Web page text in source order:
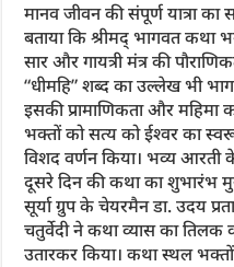
मानव जीवन की संपूर्ण यात्रा का
बताया कि श्रीमद् भागवत कथा
सार और गायत्री मंत्र की
“धीमहि” शब्द का उल्लेख भी
इसकी प्रामाणिकता और महिमा
भक्तों को सत्य को ईश्वर का
विशद वर्णन किया। भव्य
दूसरे दिन की कथा का शुभारंभ
सूर्या ग्रुप के चेयरमैन डा. उदय
चतुर्वेदी ने कथा व्यास का तिलक
उतारकर किया। कथा स्थल